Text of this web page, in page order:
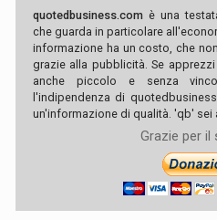
quotedbusiness.com è una
che guarda in particolare
informazione ha un costo, che
grazie alla pubblicità. Se
anche piccolo e senza
l'indipendenza di
un'informazione di qualità. 'qb' sei
Grazie per il